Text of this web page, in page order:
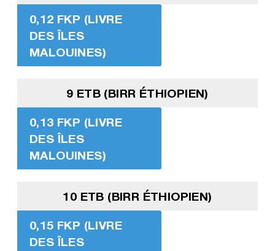
0,12 FKP (LIVRE
DES ÎLES
MALOUINES)
9 ETB (BIRR ÉTHIOPIEN)
0,13 FKP (LIVRE
DES ÎLES
MALOUINES)
10 ETB (BIRR ÉTHIOPIEN)
0,15 FKP (LIVRE
DES ÎLES